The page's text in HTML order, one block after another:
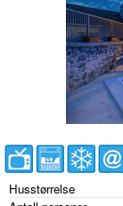
Husstørrelse